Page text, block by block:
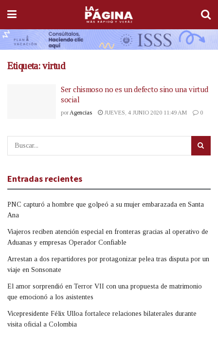
Etiqueta:virtud
Ser chismoso no es un defecto sino una virtud
social
por Agencias JUEVES, 4 JUNIO 2020 11:49 AM 0
Entradas recientes
PNC capturó a hombre que golpeó a su mujer embarazada en Santa
Ana
Viajeros reciben atención especial en fronteras gracias al operativo de
Aduanas y empresas Operador Confiable
Arrestan a dos repartidores por protagonizar pelea tras disputa por un
viaje en Sonsonate
El amor sorprendió en Terror VII con una propuesta de matrimonio
que emocionó a los asistentes
Vicepresidente Félix Ulloa fortalece relaciones bilaterales durante
visita oficial a Colombia